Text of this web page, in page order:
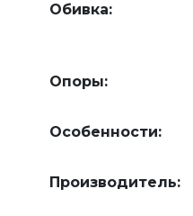
Обивка:
Опоры:
Особенности:
Производитель: